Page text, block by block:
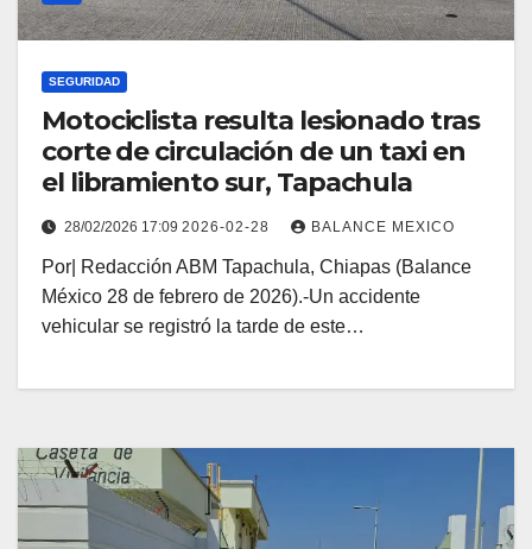
SEGURIDAD
Motociclista resulta lesionado tras
corte de circulación de un taxi en
el libramiento sur, Tapachula
28/02/2026 17:09 2026-02-28 BALANCE MEXICO
Por| Redacción ABM Tapachula, Chiapas (Balance
México 28 de febrero de 2026).-Un accidente
vehicular se registró la tarde de este…